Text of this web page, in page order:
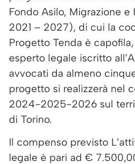
Fondo Asilo, Migrazione e
2021 – 2027), di cui la
Progetto Tenda è
esperto legale iscritto
avvocati da almeno
progetto si realizzerà nel
2024-2025-2026 sul
di Torino.
Il compenso previsto
legale è pari ad €